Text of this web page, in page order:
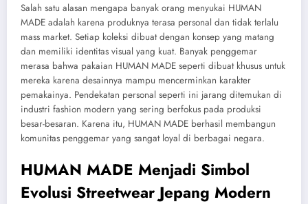
Salah satu alasan mengapa banyak orang menyukai HUMAN
MADE adalah karena produknya terasa personal dan tidak terlalu
mass market. Setiap koleksi dibuat dengan konsep yang matang
dan memiliki identitas visual yang kuat. Banyak penggemar
merasa bahwa pakaian HUMAN MADE seperti dibuat khusus untuk
mereka karena desainnya mampu mencerminkan karakter
pemakainya. Pendekatan personal seperti ini jarang ditemukan di
industri fashion modern yang sering berfokus pada produksi
besar-besaran. Karena itu, HUMAN MADE berhasil membangun
komunitas penggemar yang sangat loyal di berbagai negara.
HUMAN MADE Menjadi Simbol
Evolusi Streetwear Jepang Modern